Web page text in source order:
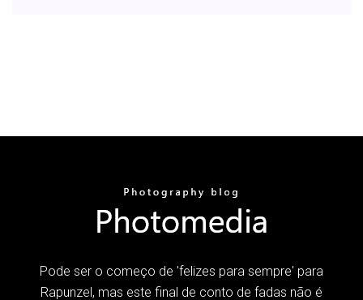
Pode ser o começo de 'felizes para sempre' para
Rapunzel, mas este final de conto de fadas não é